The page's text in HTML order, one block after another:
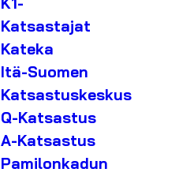
Katsastajat
Kateka
Itä-Suomen
Katsastuskeskus
Q-Katsastus
A-Katsastus
Pamilonkadun